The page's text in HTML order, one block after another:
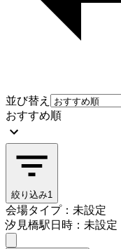
並び替え
おすすめ順
絞り込み1
会場タイプ：未設定
汐見橋駅日時：未設定